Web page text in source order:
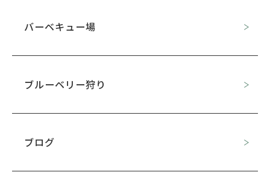
バーベキュー場
ブルーベリー狩り
ブログ